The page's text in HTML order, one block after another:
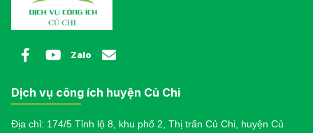
Zalo
Dịch vụ công ích huyện Củ Chi
Địa chỉ: 174/5 Tỉnh lộ 8, khu phố 2, Thị trấn Củ Chi, huyện Củ